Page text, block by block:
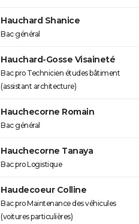
Hauchard Shanice
Bac général
Hauchard-Gosse Visaineté
Bac pro Technicien études bâtiment
(assistant architecture)
Hauchecorne Romain
Bac général
Hauchecorne Tanaya
Bac pro Logistique
Haudecoeur Colline
Bac pro Maintenance des véhicules
(voitures particulières)